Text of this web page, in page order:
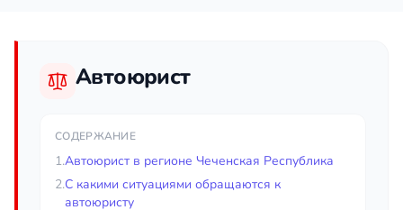
Автоюрист
СОДЕРЖАНИЕ
1.Автоюрист в регионе Чеченская Республика
2.С какими ситуациями обращаются к
автоюристу